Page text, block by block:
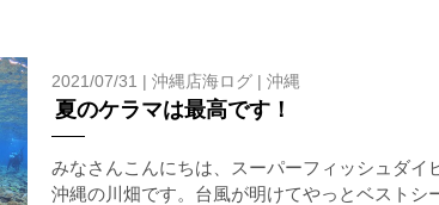
2021/07/31 | 沖縄店海ログ | 沖縄
夏のケラマは最高です！
みなさんこんにちは、スーパーフィッシュダイ
沖縄の川畑です。台風が明けてやっとベストシ
ジラによっては、人が近くを泳ぐことを嫌い、逃
泳ぐことも禁止します。クジラは一度でもそのよ
さい。